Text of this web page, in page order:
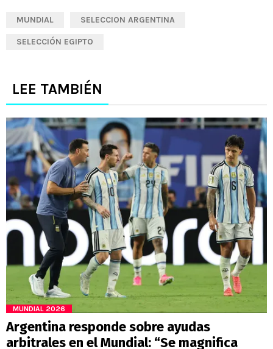
MUNDIAL SELECCION ARGENTINA
SELECCIÓN EGIPTO
LEE TAMBIÉN
MUNDIAL 2026
Argentina responde sobre ayudas
arbitrales en el Mundial: “Se magnifica